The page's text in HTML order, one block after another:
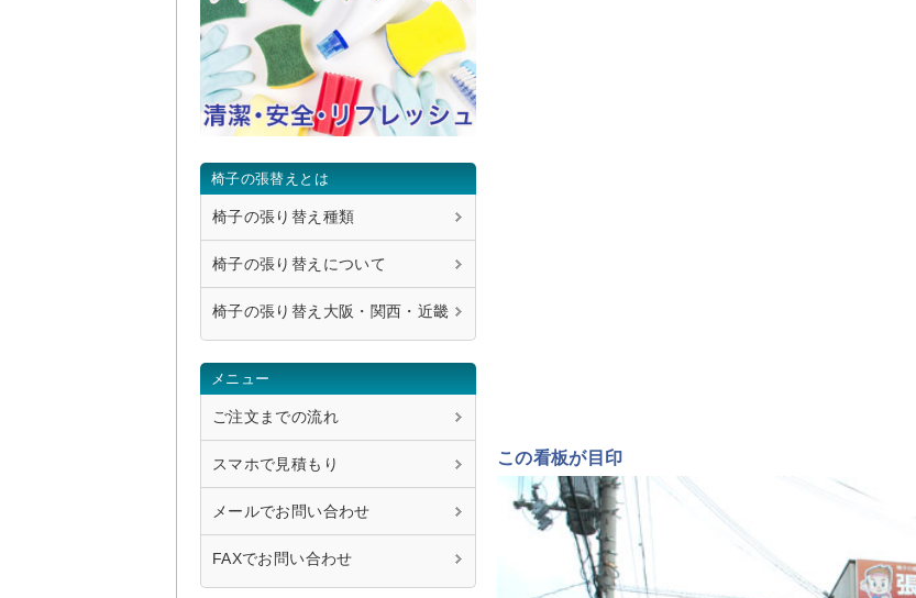
この看板が目印
椅子の張替えとは
椅子の張り替え種類
椅子の張り替えについて
椅子の張り替え大阪・関西・近畿
メニュー
ご注文までの流れ
スマホで見積もり
メールでお問い合わせ
FAXでお問い合わせ